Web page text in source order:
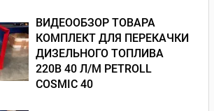
ВИДЕООБЗОР ТОВАРА
КОМПЛЕКТ ДЛЯ ПЕРЕКАЧКИ
ДИЗЕЛЬНОГО ТОПЛИВА
220В 40 Л/М PETROLL
COSMIC 40